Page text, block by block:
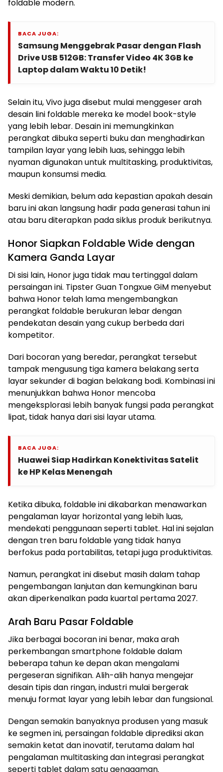
foldable modern.
BACA JUGA:
Samsung Menggebrak Pasar dengan Flash
Drive USB 512GB: Transfer Video 4K 3GB ke
Laptop dalam Waktu 10 Detik!
Selain itu, Vivo juga disebut mulai menggeser arah
desain lini foldable mereka ke model book-style
yang lebih lebar. Desain ini memungkinkan
perangkat dibuka seperti buku dan menghadirkan
tampilan layar yang lebih luas, sehingga lebih
nyaman digunakan untuk multitasking, produktivitas,
maupun konsumsi media.
Meski demikian, belum ada kepastian apakah desain
baru ini akan langsung hadir pada generasi tahun ini
atau baru diterapkan pada siklus produk berikutnya.
Honor Siapkan Foldable Wide dengan
Kamera Ganda Layar
Di sisi lain, Honor juga tidak mau tertinggal dalam
persaingan ini. Tipster Guan Tongxue GiM menyebut
bahwa Honor telah lama mengembangkan
perangkat foldable berukuran lebar dengan
pendekatan desain yang cukup berbeda dari
kompetitor.
Dari bocoran yang beredar, perangkat tersebut
tampak mengusung tiga kamera belakang serta
layar sekunder di bagian belakang bodi. Kombinasi ini
menunjukkan bahwa Honor mencoba
mengeksplorasi lebih banyak fungsi pada perangkat
lipat, tidak hanya dari sisi layar utama.
BACA JUGA:
Huawei Siap Hadirkan Konektivitas Satelit
ke HP Kelas Menengah
Ketika dibuka, foldable ini dikabarkan menawarkan
pengalaman layar horizontal yang lebih luas,
mendekati penggunaan seperti tablet. Hal ini sejalan
dengan tren baru foldable yang tidak hanya
berfokus pada portabilitas, tetapi juga produktivitas.
Namun, perangkat ini disebut masih dalam tahap
pengembangan lanjutan dan kemungkinan baru
akan diperkenalkan pada kuartal pertama 2027.
Arah Baru Pasar Foldable
Jika berbagai bocoran ini benar, maka arah
perkembangan smartphone foldable dalam
beberapa tahun ke depan akan mengalami
pergeseran signifikan. Alih-alih hanya mengejar
desain tipis dan ringan, industri mulai bergerak
menuju format layar yang lebih lebar dan fungsional.
Dengan semakin banyaknya produsen yang masuk
ke segmen ini, persaingan foldable diprediksi akan
semakin ketat dan inovatif, terutama dalam hal
pengalaman multitasking dan integrasi perangkat
seperti tablet dalam satu genggaman.